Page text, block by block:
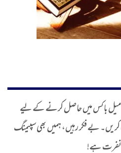
میل باکس میں حاصل کرنے کے لیے
بے فکر رہیں، ہمیں بھی سپیمنگ
ہے!